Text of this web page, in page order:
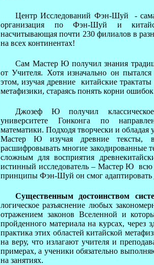
Центр Исследований Фэн-Шуй -
организация по Фэн-Шуй и
насчитывающая почти 230 филиалов в
на всех континентах!
Сам Мастер Ю получил знания
от Учителя. Хотя изначально он пытался
этом, изучая древние китайские
метафизики, стараясь понять корни
Джозеф Ю получил
университете Гонконга по
математики. Подходя творчески и
Мастер Ю изучая древние тексты,
расшифровывать многие закодированные
сложным для восприятия
истинный исследователь – Мастер Ю всю
принципы Фэн-Шуй он смог адаптировать
Существенным достоинством
логическое разъяснение любых
отражением законов Вселенной и
пройденного материала на курсах,
практика этих областей китайской
на веру, что излагают учителя и
примерах, а ученики обязательно
на занятиях.